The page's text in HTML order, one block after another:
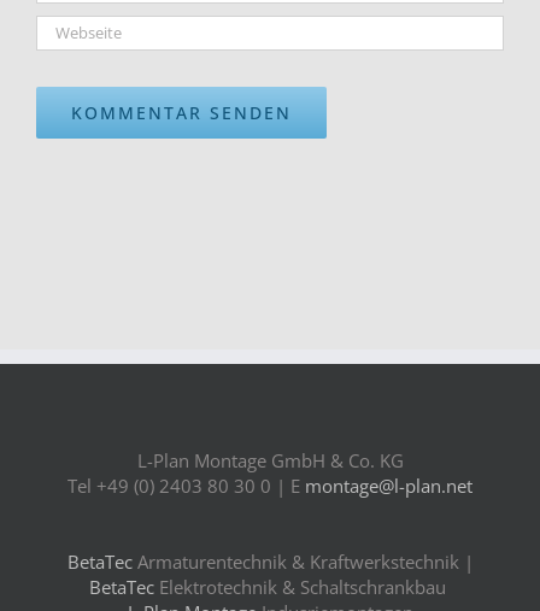
L-Plan Montage GmbH & Co. KG
Tel +49 (0) 2403 80 30 0 | E montage@l-plan.net
BetaTec Armaturentechnik & Kraftwerkstechnik |
BetaTec Elektrotechnik & Schaltschrankbau